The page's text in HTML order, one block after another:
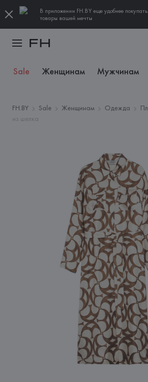
В приложении FH.BY еще удобнее покупать
товары вашей мечты
Sale Женщинам Мужчинам
FH.BY Sale Женщинам Одежда
из шелка